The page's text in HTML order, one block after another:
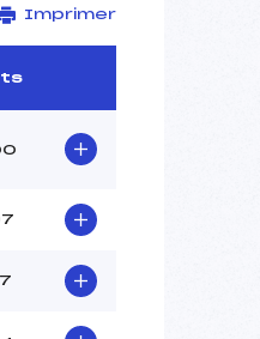
DU RADAZ
2015
11H40
ROBIN (AP)
(MB)
Imprimer